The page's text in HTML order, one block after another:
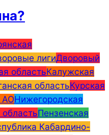
лигиДворовый
областьКалужская
областьКурская
АОНижегородская
Пензенская
Кабардино-